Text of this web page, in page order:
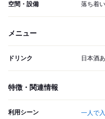
空間・設備 落ち着
メニュー
ドリンク 日本酒
特徴・関連情報
利用シーン 一人で